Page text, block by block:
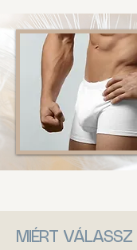
MIÉRT VÁLASSZ